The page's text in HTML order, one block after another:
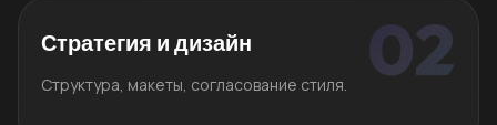
Стратегия и дизайн
Структура, макеты, согласование стиля.